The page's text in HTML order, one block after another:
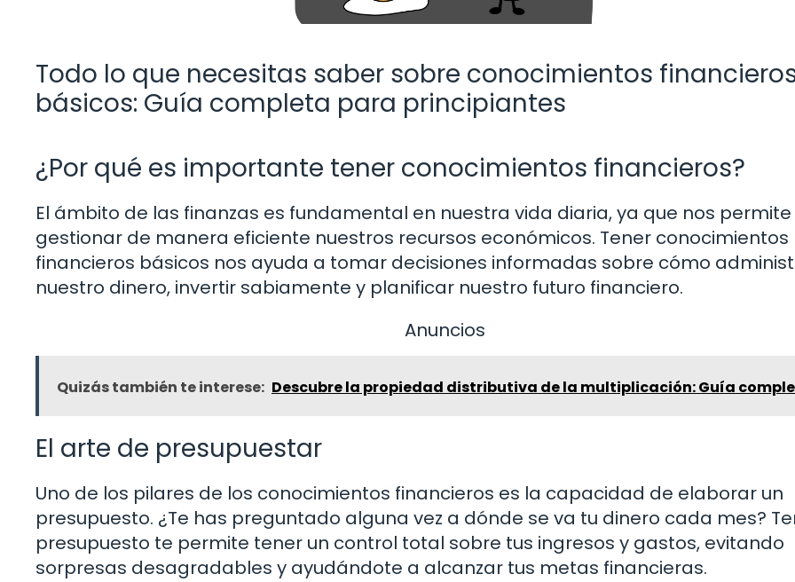
Todo lo que necesitas saber sobre conocimientos
básicos: Guía completa para principiantes
¿Por qué es importante tener conocimientos financieros?
El ámbito de las finanzas es fundamental en nuestra vida diaria, ya que nos permite
gestionar de manera eficiente nuestros recursos económicos. Tener conocimientos
financieros básicos nos ayuda a tomar decisiones informadas sobre cómo
nuestro dinero, invertir sabiamente y planificar nuestro futuro financiero.
Anuncios
Quizás también te interese: Descubre la propiedad distributiva de la multiplicación: Guía
El arte de presupuestar
Uno de los pilares de los conocimientos financieros es la capacidad de elaborar un
presupuesto. ¿Te has preguntado alguna vez a dónde se va tu dinero cada mes?
presupuesto te permite tener un control total sobre tus ingresos y gastos, evitando
sorpresas desagradables y ayudándote a alcanzar tus metas financieras.